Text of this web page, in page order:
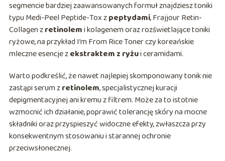
segmencie bardziej zaawansowanych formuł znajdziesz toniki
typu Medi-Peel Peptide-Tox zpeptydami, Frajjour Retin-
Collagen zretinolemi kolagenem oraz rozświetlające toniki
ryżowe, na przykład I’m From Rice Toner czy koreańskie
mleczne esencje zekstraktem z ryżui ceramidami.
Warto podkreślić, że nawet najlepiej skomponowany tonik nie
zastąpi serum zretinolem, specjalistycznej kuracji
depigmentacyjnej ani kremu z filtrem. Może za to istotnie
wzmocnić ich działanie, poprawić tolerancję skóry na mocne
składniki oraz przyspieszyć widoczne efekty, zwłaszcza przy
konsekwentnym stosowaniu i starannej ochronie
przeciwsłonecznej.